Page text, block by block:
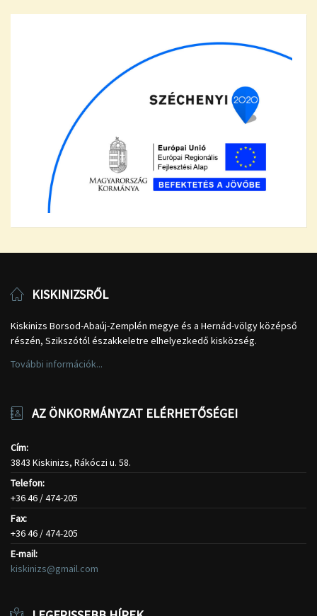
KISKINIZSRŐL
Kiskinizs Borsod-Abaúj-Zemplén megye és a Hernád-völgy középső
részén, Szikszótól északkeletre elhelyezkedő kisközség.
További információk...
AZ ÖNKORMÁNYZAT ELÉRHETŐSÉGEI
Cím:
3843 Kiskinizs, Rákóczi u. 58.
Telefon:
+36 46 / 474-205
Fax:
+36 46 / 474-205
E-mail:
kiskinizs@gmail.com